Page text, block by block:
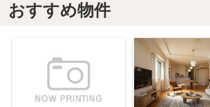
おすすめ物件